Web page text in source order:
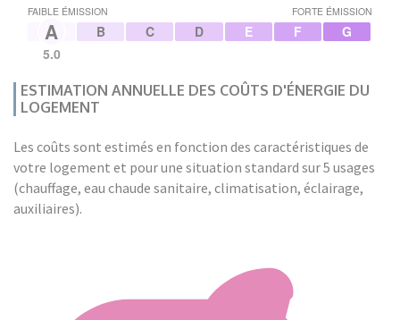
A
5.0
B C D E F G
FAIBLE ÉMISSION FORTE ÉMISSION
ESTIMATION ANNUELLE DES COÛTS D'ÉNERGIE DU
LOGEMENT
Les coûts sont estimés en fonction des caractéristiques de
votre logement et pour une situation standard sur 5 usages
(chauffage, eau chaude sanitaire, climatisation, éclairage,
auxiliaires).